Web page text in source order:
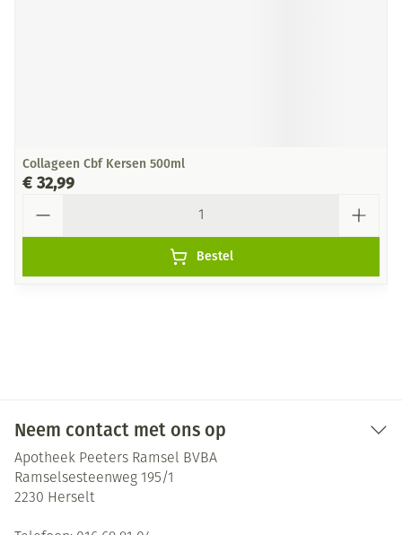
Collageen Cbf Kersen 500ml
€ 32,99
Bestel
Neem contact met ons op
Apotheek Peeters Ramsel BVBA
Ramselsesteenweg 195/1
2230 Herselt